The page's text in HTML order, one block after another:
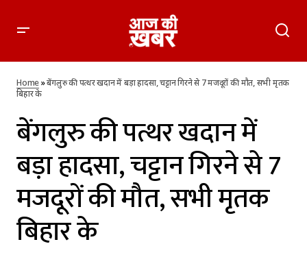
सभी मृतक बिहार के
Home»बेंगलुरु की पत्थर खदान में बड़ा हादसा, चट्टान गिरने से 7 मजदूरों की मौत, सभी मृतक
बिहार के
बेंगलुरु की पत्थर खदान में
बड़ा हादसा, चट्टान गिरने से 7
मजदूरों की मौत, सभी मृतक
बिहार के